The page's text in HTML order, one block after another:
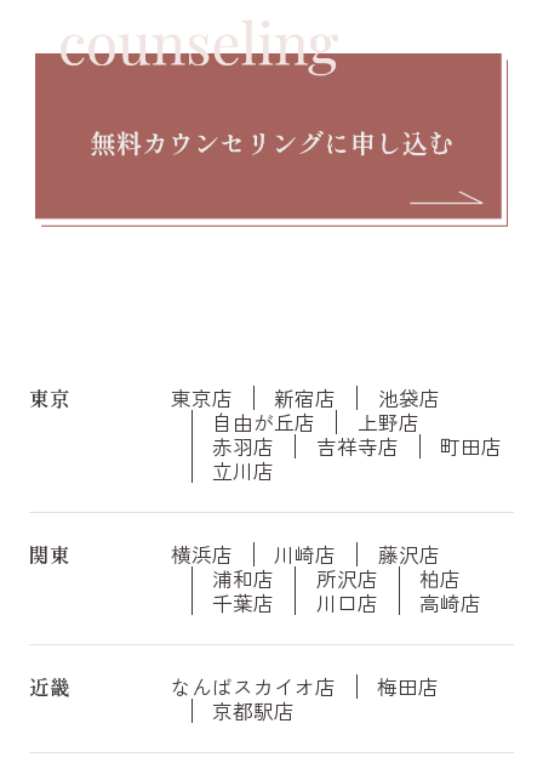
東京 東京店 新宿店
池袋店
自由が丘店
上野店
赤羽店
吉祥寺店
町田店
立川店
関東 横浜店 川崎店
藤沢店
浦和店
所沢店
柏店
千葉店
川口店 高崎店
近畿 なんばスカイオ店
梅田店
京都駅店